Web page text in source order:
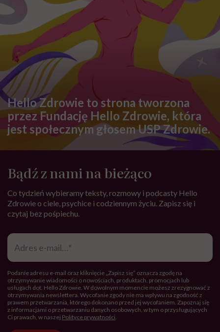
Hello Zdrowie to strona tworzona
przez Fundację Hello Zdrowie, która
jest społecznym głosem USP Zdrowie.
Bądź z nami na bieżąco
Co tydzień wybieramy teksty, rozmowy i podcasty Hello
Zdrowie o ciele, psychice i codziennym życiu. Zapisz się i
czytaj bez pośpiechu.
Adres
mail*
Podanie adresu e-mail oraz kliknięcie „Zapisz się” oznacza zgodę na
otrzymywanie wiadomości o nowościach, produktach, promocjach lub
usługach dot. Hello Zdrowie. W dowolnym momencie możesz zrezygnować z
otrzymywania newslettera. Wycofanie zgody nie ma wpływu na zgodność z
prawem przetwarzania, którego dokonano przed jej wycofaniem. Zapoznaj się
z informacjami o przetwarzaniu danych osobowych, w tym o przysługujących
Ci prawach, w naszej Polityce prywatności.